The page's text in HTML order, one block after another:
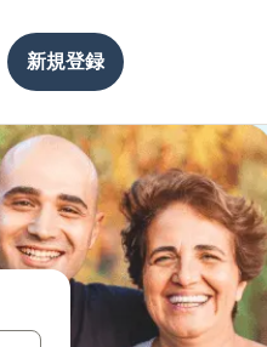
新規登録